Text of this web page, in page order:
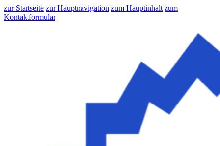
zur Startseite zur Hauptnavigation zum Hauptinhalt zum
Kontaktformular